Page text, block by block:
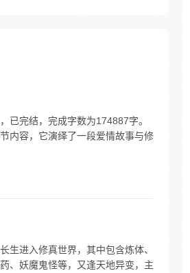
已完结，完成字数为174887字。
内容，它演绎了一段爱情故事与修
生进入修真世界，其中包含炼体、
、妖魔鬼怪等，又逢天地异变，主